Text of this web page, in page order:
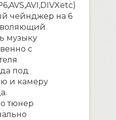
6,AVS,AVI ,DIVXetc)
чейнджер на 6
музыку
с
под
и камеру
тюнер